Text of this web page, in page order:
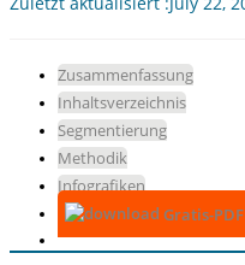
Zusammenfassung
Inhaltsverzeichnis
Segmentierung
Methodik
Infografiken
Gratis-